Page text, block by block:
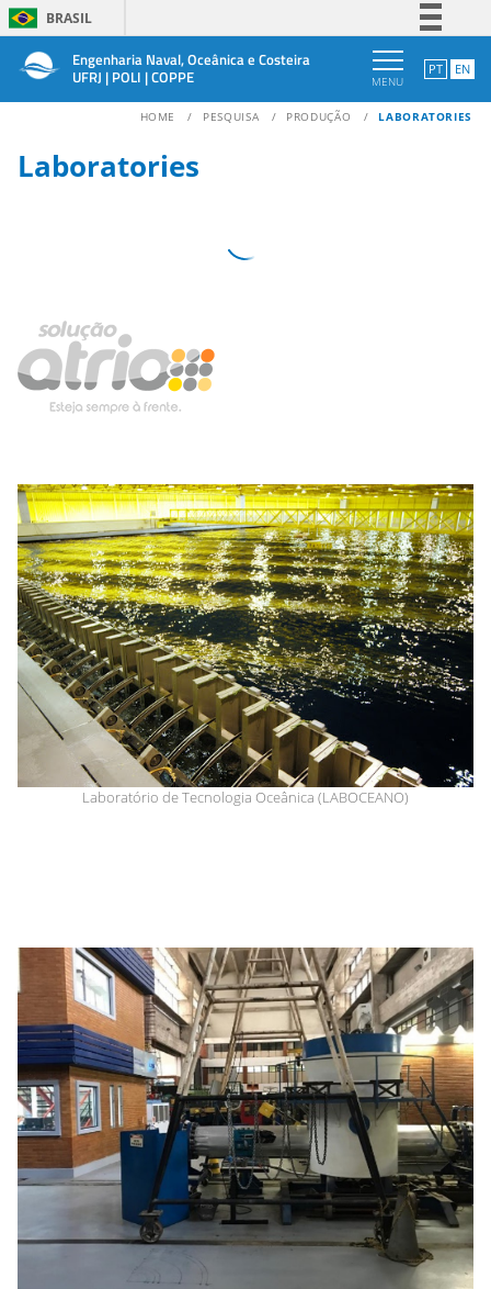
PT EN
MENU
BRASIL
Simplifique!
Comunica BR
Participe
Engenharia Naval, Oceânica e Costeira
UFRJ | POLI | COPPE
HOME PESQUISA PRODUÇÃO LABORATORIES
Laboratories
Laboratório de Tecnologia Oceânica (LABOCEANO)